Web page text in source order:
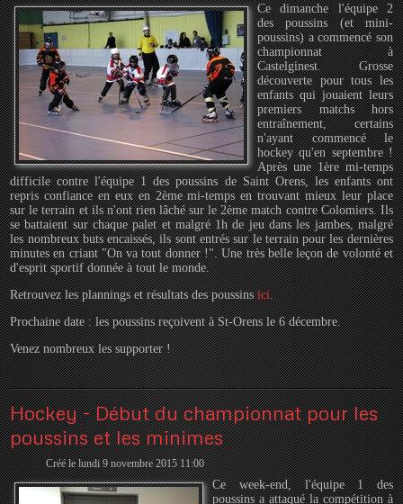
Ce dimanche l'équipe 2
des poussins (et mini-
poussins) a commencé son
championnat à
Castelginest. Grosse
découverte pour tous les
enfants qui jouaient leurs
premiers matchs hors
entraînement, certains
n'ayant commencé le
hockey qu'en septembre !
Après une 1ère mi-temps
difficile contre l'équipe 1 des poussins de Saint Orens, les enfants ont
repris confiance en eux en 2ème mi-temps en trouvant mieux leur place
sur le terrain et ils n'ont rien lâché sur le 2ème match contre Colomiers. Ils
se battaient sur chaque palet et malgré 1h de jeu dans les jambes, malgré
les nombreux buts encaissés, ils sont entrés sur le terrain pour les dernières
minutes en criant "On va tout donner !". Une très belle leçon de volonté et
d'esprit sportif donnée à tout le monde.
Retrouvez les plannings et résultats des poussinsici.
Prochaine date : les poussins reçoivent à St-Orens le 6 décembre.
Venez nombreux les supporter !
Hockey - Début du championnat pour les
poussins et les minimes
Créé le lundi 9 novembre 2015 11:00
Ce week-end, l'équipe 1 des
poussins a attaqué la compétition à